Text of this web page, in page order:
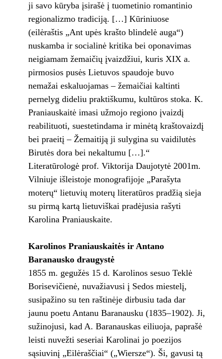
ji savo kūryba įsirašė į tuometinio romantinio
regionalizmo tradiciją. […] Kūriniuose
(eilėraštis „Ant upės krašto blindelė auga“)
nuskamba ir socialinė kritika bei oponavimas
neigiamam žemaičių įvaizdžiui, kuris XIX a.
pirmosios pusės Lietuvos spaudoje buvo
nemažai eskaluojamas – žemaičiai kaltinti
pernelyg dideliu praktiškumu, kultūros stoka. K.
Praniauskaitė imasi užmojo regiono įvaizdį
reabilituoti, suestetindama ir minėtą kraštovaizdį
bei praeitį – Žemaitiją ji sulygina su vaidilutės
Birutės dora bei nekaltumu […].“
Literatūrologė prof. Viktorija Daujotytė 2001m.
Vilniuje išleistoje monografijoje „Parašyta
moterų“ lietuvių moterų literatūros pradžią sieja
su pirmą kartą lietuviškai pradėjusia rašyti
Karolina Praniauskaite.
Karolinos Praniauskaitės ir Antano
Baranausko draugystė
1855 m. gegužės 15 d. Karolinos sesuo Teklė
Borisevičienė, nuvažiavusi į Sedos miestelį,
susipažino su ten raštinėje dirbusiu tada dar
jaunu poetu Antanu Baranausku (1835–1902). Ji,
sužinojusi, kad A. Baranauskas eiliuoja, paprašė
leisti nuvežti seseriai Karolinai jo poezijos
sąsiuvinį „Eilėraščiai“ („Wiersze“). Ši, gavusi tą